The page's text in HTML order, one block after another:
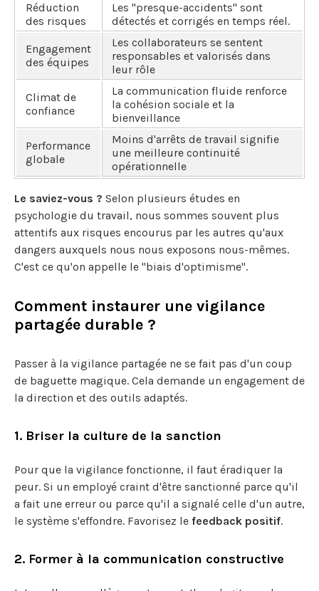
Réduction
des risques
Les "presque-accidents" sont
détectés et corrigés en temps réel.
Engagement
des équipes
Les collaborateurs se sentent
responsables et valorisés dans
leur rôle
Climat de
confiance
La communication fluide renforce
la cohésion sociale et la
bienveillance
Performance
globale
Moins d'arrêts de travail signifie
une meilleure continuité
opérationnelle
Le saviez-vous ? Selon plusieurs études en
psychologie du travail, nous sommes souvent plus
attentifs aux risques encourus par les autres qu'aux
dangers auxquels nous nous exposons nous-mêmes.
C'est ce qu'on appelle le "biais d'optimisme".
Comment instaurer une vigilance
partagée durable ?
Passer à la vigilance partagée ne se fait pas d'un coup
de baguette magique. Cela demande un engagement de
la direction et des outils adaptés.
1. Briser la culture de la sanction
Pour que la vigilance fonctionne, il faut éradiquer la
peur. Si un employé craint d'être sanctionné parce qu'il
a fait une erreur ou parce qu'il a signalé celle d'un autre,
le système s'effondre. Favorisez le feedback positif.
2. Former à la communication constructive